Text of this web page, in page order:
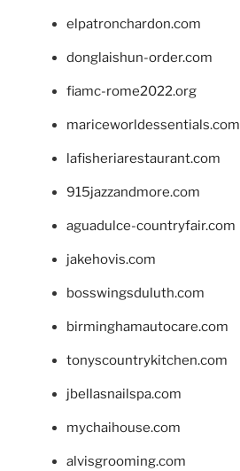
elpatronchardon.com
donglaishun-order.com
fiamc-rome2022.org
mariceworldessentials.com
lafisheriarestaurant.com
915jazzandmore.com
aguadulce-countryfair.com
jakehovis.com
bosswingsduluth.com
birminghamautocare.com
tonyscountrykitchen.com
jbellasnailspa.com
mychaihouse.com
alvisgrooming.com